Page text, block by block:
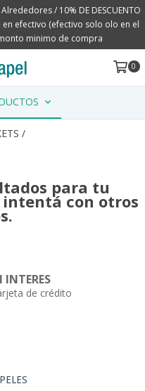
/ 10% DE DESCUENTO
efectivo (efectivo solo olo en el
monto minimo de compra
0
/
para tu
intentá con otros
de crédito